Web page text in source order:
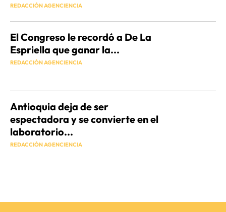
REDACCIÓN AGENCIENCIA
El Congreso le recordó a De La
Espriella que ganar la...
REDACCIÓN AGENCIENCIA
Antioquia deja de ser
espectadora y se convierte en el
laboratorio...
REDACCIÓN AGENCIENCIA